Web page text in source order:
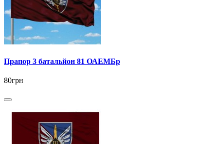
Прапор 3 батальйон 81 ОАЕМБр
80грн